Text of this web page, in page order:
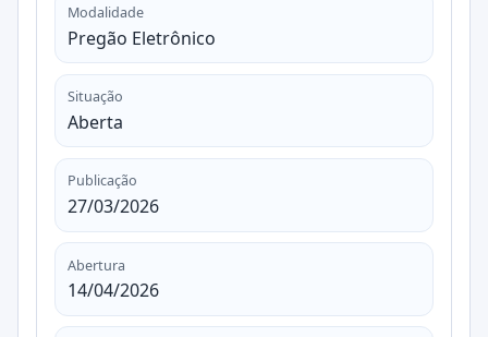
Modalidade
Pregão Eletrônico
Situação
Aberta
Publicação
27/03/2026
Abertura
14/04/2026